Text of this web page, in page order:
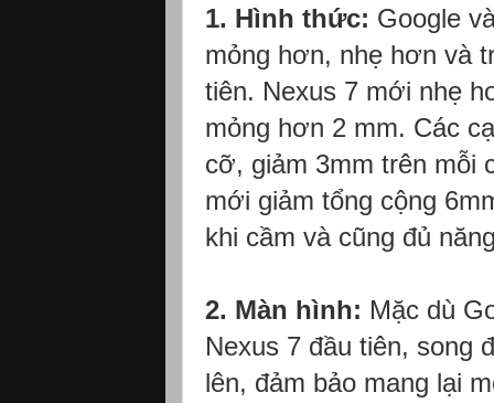
1. Hình thức: Google
mỏng hơn, nhẹ hơn và
tiên. Nexus 7 mới nhẹ
mỏng hơn 2 mm. Các
cỡ, giảm 3mm trên mỗi
mới giảm tổng cộng
khi cầm và cũng đủ
2. Màn hình: Mặc dù
Nexus 7 đầu tiên, song
lên, đảm bảo mang lại